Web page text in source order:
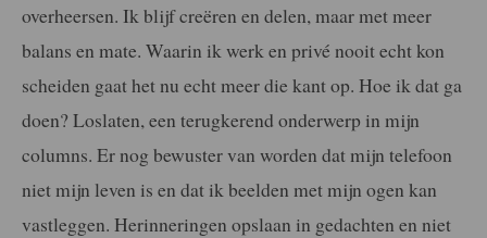
overheersen. Ik blijf creëren en delen, maar met meer
balans en mate. Waarin ik werk en privé nooit echt kon
scheiden gaat het nu echt meer die kant op. Hoe ik dat ga
doen? Loslaten, een terugkerend onderwerp in mijn
columns. Er nog bewuster van worden dat mijn telefoon
niet mijn leven is en dat ik beelden met mijn ogen kan
vastleggen. Herinneringen opslaan in gedachten en niet